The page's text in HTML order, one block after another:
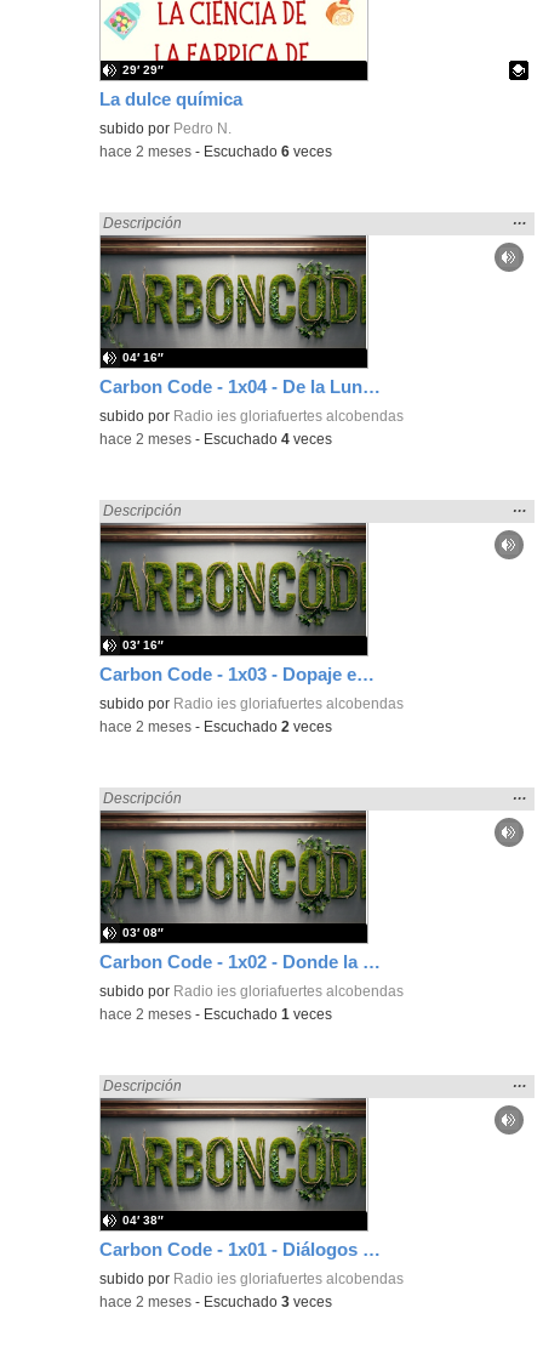
La dulce química
Contenido educativo.
subido por Pedro N.
29′ 29″
-hace 2 meses - Escuchado6 veces
Carbon Code - 1x04 - De la Luna, el espacios y sus naves
Encontrado «Ciencias» en:
Descripción
la
…
subido por Radio ies gloriafuertes alcobendas
04′ 16″
-hace 2 meses - Escuchado4 veces
Carbon Code - 1x03 - Dopaje en el deporte
Encontrado «Ciencias» en:
Descripción
la
…
subido por Radio ies gloriafuertes alcobendas
03′ 16″
-hace 2 meses - Escuchado2 veces
Carbon Code - 1x02 - Donde la vida no debería existir
Encontrado «Ciencias» en:
Descripción
la
…
subido por Radio ies gloriafuertes alcobendas
03′ 08″
-hace 2 meses - Escuchado1 veces
Carbon Code - 1x01 - Diálogos con la IA
Encontrado «Ciencias» en:
Descripción
la
…
subido por Radio ies gloriafuertes alcobendas
04′ 38″
-hace 2 meses - Escuchado3 veces